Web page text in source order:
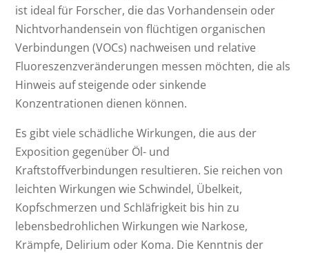
ist ideal für Forscher, die das Vorhandensein oder
Nichtvorhandensein von flüchtigen organischen
Verbindungen (VOCs) nachweisen und relative
Fluoreszenzveränderungen messen möchten, die als
Hinweis auf steigende oder sinkende
Konzentrationen dienen können.
Es gibt viele schädliche Wirkungen, die aus der
Exposition gegenüber Öl- und
Kraftstoffverbindungen resultieren. Sie reichen von
leichten Wirkungen wie Schwindel, Übelkeit,
Kopfschmerzen und Schläfrigkeit bis hin zu
lebensbedrohlichen Wirkungen wie Narkose,
Krämpfe, Delirium oder Koma. Die Kenntnis der